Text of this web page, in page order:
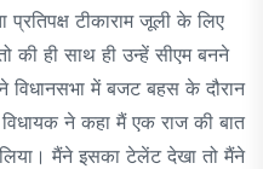
प्रतिपक्ष टीकाराम जूली के लिए
की ही साथ ही उन्हें सीएम बनने
विधानसभा में बजट बहस के दौरान
ने कहा मैं एक राज की बात
लिया। मैंने इसका टेलेंट देखा तो मैंने